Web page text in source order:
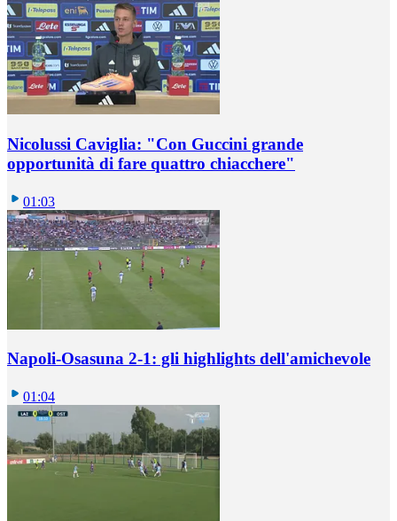
Nicolussi Caviglia: "Con Guccini grande
opportunità di fare quattro chiacchere"
01:03
Napoli-Osasuna 2-1: gli highlights dell'amichevole
01:04